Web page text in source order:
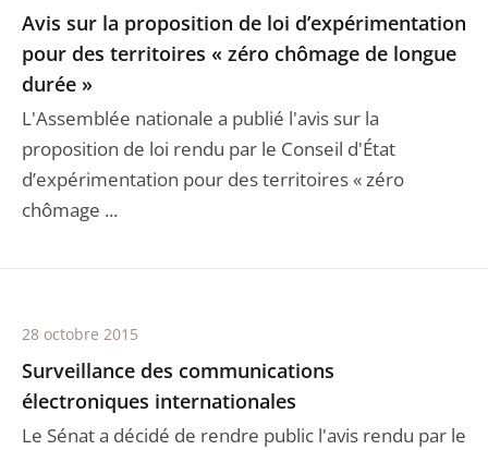
Avis sur la proposition de loi d’expérimentation
pour des territoires « zéro chômage de longue
durée »
L'Assemblée nationale a publié l'avis sur la
proposition de loi rendu par le Conseil d'État
d’expérimentation pour des territoires « zéro
chômage ...
Surveillance des communications
électroniques internationales
Le Sénat a décidé de rendre public l'avis rendu par le
28 octobre 2015